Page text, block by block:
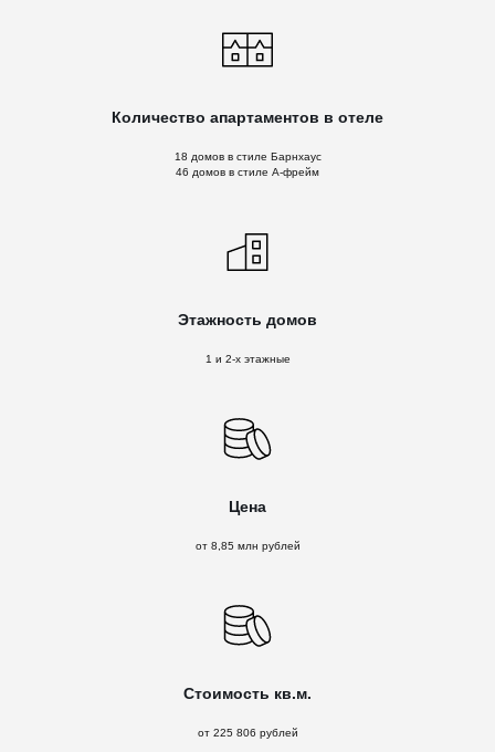
Количество апартаментов в отеле
18 домов в стиле Барнхаус
46 домов в стиле А-фрейм
Этажность домов
1 и 2-х этажные
Цена
от 8,85 млн рублей
Стоимость кв.м.
от 225 806 рублей